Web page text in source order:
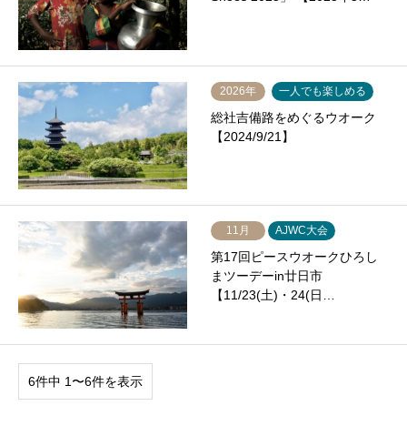
2026年 一人でも楽しめる
総社吉備路をめぐるウオーク
【2024/9/21】
11月 AJWC大会
第17回ピースウオークひろし
まツーデーin廿日市
【11/23(土)・24(日…
6件中 1〜6件を表示